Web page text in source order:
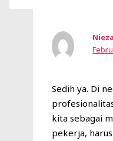
Sedih ya. Di
kita sebagai
pekerja,